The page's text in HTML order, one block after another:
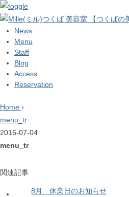
News
Menu
Staff
Blog
Access
Reservation
Home ›
menu_tr
2016-07-04
menu_tr
関連記事
8月 休業日のお知らせ